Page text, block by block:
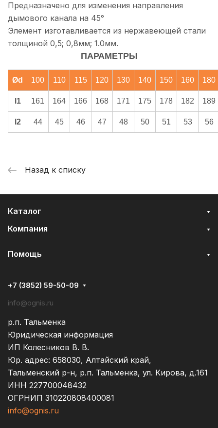
Предназначено для изменения направления
дымового канала на 45°
Элемент изготавливается из нержавеющей стали
толщиной 0,5; 0,8мм; 1.0мм.
ПАРАМЕТРЫ
Ød 100 110 115 120 130 140 150 160 180
l1 161 164 166 168 171 175 178 182 189
l2 44 45 46 47 48 50 51 53 56
Назад к списку
Каталог
Компания
Помощь
+7 (3852) 59-50-09
info@ognis.ru
р.п. Тальменка
Юридическая информация
ИП Колесников В. В.
Юр. адрес: 658030, Алтайский край,
Тальменский р-н, р.п. Тальменка, ул. Кирова, д.161
ИНН 227700048432
ОГРНИП 310220808400081
info@ognis.ru